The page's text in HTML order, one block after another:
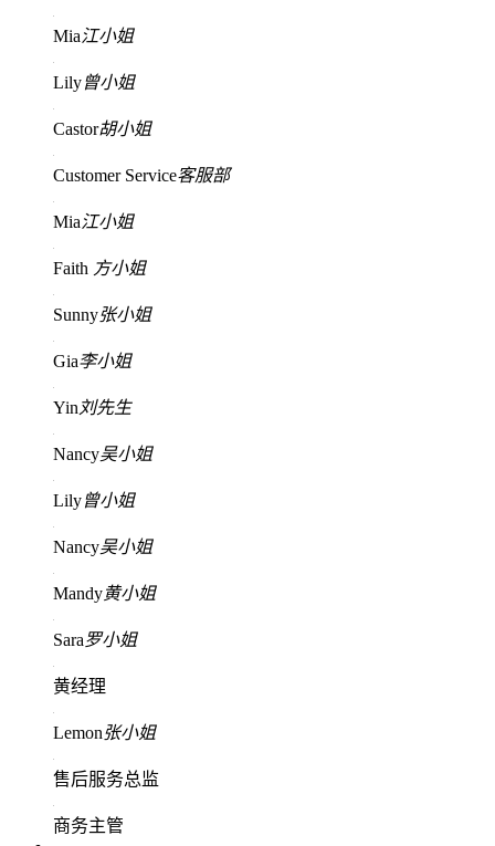
Mia江小姐
Lily曾小姐
Castor胡小姐
Customer Service客服部
Mia江小姐
Faith 方小姐
Sunny张小姐
Gia李小姐
Yin 刘先生
Nancy吴小姐
Lily曾小姐
Nancy吴小姐
Mandy黄小姐
Sara罗小姐
黄经理
Lemon张小姐
售后服务总监
商务主管